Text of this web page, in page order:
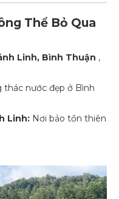
Thể Bỏ Qua
Linh, Bình Thuận ,
nước đẹp ở Bình
Linh: Nơi bảo tồn thiên